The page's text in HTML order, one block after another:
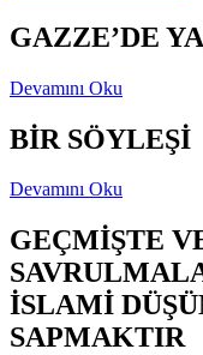
GAZZE’DE
Devamını Oku
BİR SÖYLEŞİ
Devamını Oku
GEÇMİŞTE
İSLAMİ
SAPMAKTIR